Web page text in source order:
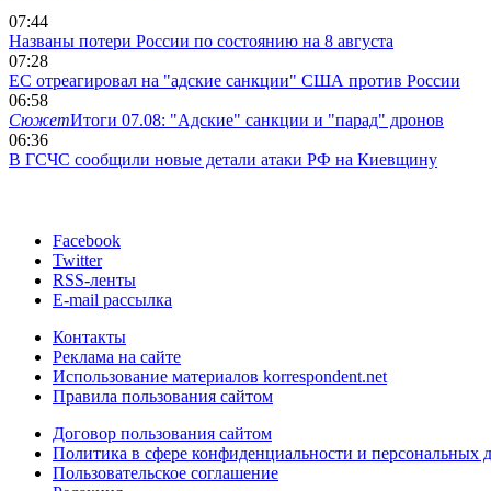
07:44
Названы потери России по состоянию на 8 августа
07:28
ЕС отреагировал на "адские санкции" США против России
06:58
СюжетИтоги 07.08: "Адские" санкции и "парад" дронов
06:36
В ГСЧС сообщили новые детали атаки РФ на Киевщину
Facebook
Twitter
RSS-ленты
E-mail рассылка
Контакты
Реклама на сайте
Использование материалов korrespondent.net
Правила пользования сайтом
Договор пользования сайтом
Политика в сфере конфиденциальности и персональных
Пользовательское соглашение